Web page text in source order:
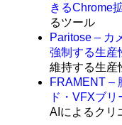
きるChrome
るツール
Paritose – カ
強制する生産
維持する生産
FRAMENT –
ド・VFXブ
AIによるクリ